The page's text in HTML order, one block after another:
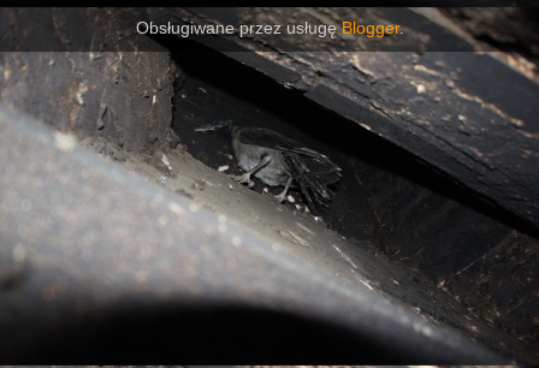
Obsługiwane przez usługęBlogger.